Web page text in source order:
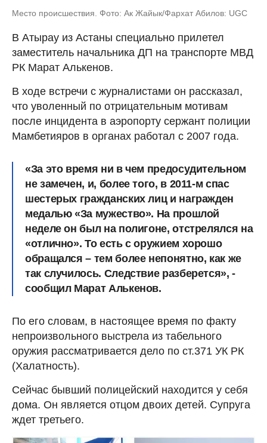
Место происшествия. Фото: Ак Жайык/Фархат Абилов: UGC
В Атырау из Астаны специально прилетел
заместитель начальника ДП на транспорте МВД
РК Марат Алькенов.
В ходе встречи с журналистами он рассказал,
что уволенный по отрицательным мотивам
после инцидента в аэропорту сержант полиции
Мамбетияров в органах работал с 2007 года.
«За это время ни в чем предосудительном
не замечен, и, более того, в 2011-м спас
шестерых гражданских лиц и награжден
медалью «За мужество». На прошлой
неделе он был на полигоне, отстрелялся на
«отлично». То есть с оружием хорошо
обращался – тем более непонятно, как же
так случилось. Следствие разберется», -
сообщил Марат Алькенов.
По его словам, в настоящее время по факту
непроизвольного выстрела из табельного
оружия рассматривается дело по ст.371 УК РК
(Халатность).
Сейчас бывший полицейский находится у себя
дома. Он является отцом двоих детей. Супруга
ждет третьего.